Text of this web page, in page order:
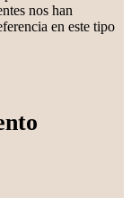
nos han
en este tipo